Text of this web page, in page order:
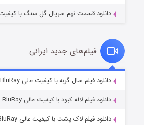
قسمت۷ (زیرنویس)
دانلود قسمت نهم سریال گل سنگ با
فیلم‌های جدید ایرانی
دانلود فیلم سال گربه با کیفیت عالی BluRay
دانلود فیلم لاله کبود با کیفیت عالی BluRay
دانلود فیلم لاک پشت با کیفیت عالی BluRay